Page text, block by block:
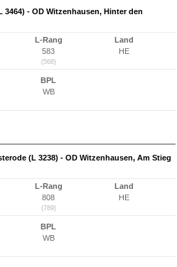
3464) - OD Witzenhausen, Hinter den
L-Rang
583
(568)
Land
HE
BPL
WB
(L 3238) - OD Witzenhausen, Am Stieg
L-Rang
808
(789)
Land
HE
BPL
WB